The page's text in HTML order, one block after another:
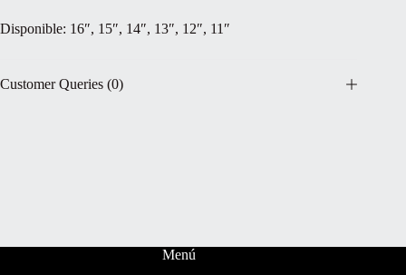
Disponible: 16″, 15″, 14″, 13″, 12″, 11″
Customer Queries (0)
Menú